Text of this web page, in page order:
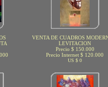
VENTA DE CUADROS
LEVITACION
Precio $ 150.000
Precio Internet $ 120.000
US $ 0